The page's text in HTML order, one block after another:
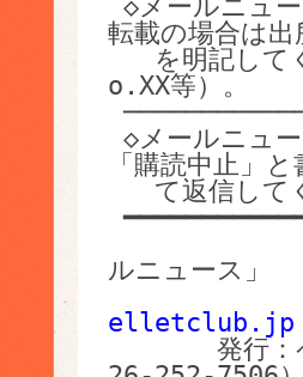
転載の場合は出
o.XX等）。
───────────────────────────────────
「購読中止」
━━━━━━━━━━━━━━━━━━━━━━━━━━━━━━━━━━━
ルニュース」
elletclub.jp